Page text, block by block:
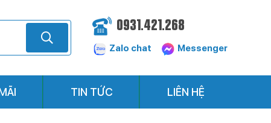
0931.421.268
Zalo chat Messenger
TIN TỨC LIÊN HỆ